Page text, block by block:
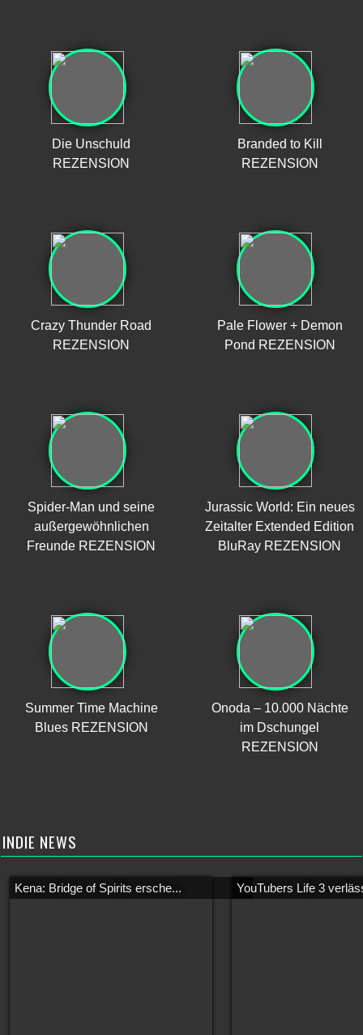
Die Unschuld
REZENSION
Branded to Kill
REZENSION
Crazy Thunder Road
REZENSION
Pale Flower + Demon
Pond REZENSION
Spider-Man und seine
außergewöhnlichen
Freunde REZENSION
Jurassic World: Ein neues
Zeitalter Extended Edition
BluRay REZENSION
Summer Time Machine
Blues REZENSION
Onoda – 10.000 Nächte
im Dschungel
REZENSION
INDIE NEWS
Kena: Bridge of Spirits ersche... YouTubers Life 3